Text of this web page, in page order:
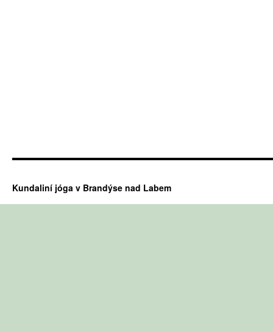
Kundaliní jóga v Brandýse nad Labem